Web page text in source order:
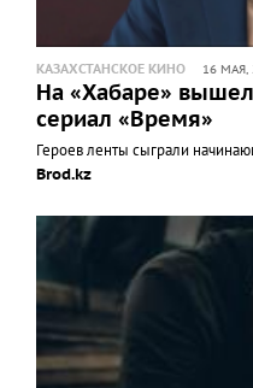
КАЗАХСТАНСКОЕ КИНО 16 МАЯ,
На «Хабаре»
сериал «Время»
Героев ленты сыграли
Brod.kz